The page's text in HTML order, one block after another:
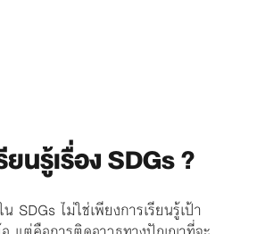
นรู้เรื่อง SDGs ?
SDGs ไม่ใช่เพียงการเรียนรู้เป้า